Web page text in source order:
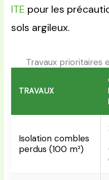
ITE pour les
sols argileux.
Travaux prioritaires
TRAVAUX
Isolation combles
perdus (100 m²)